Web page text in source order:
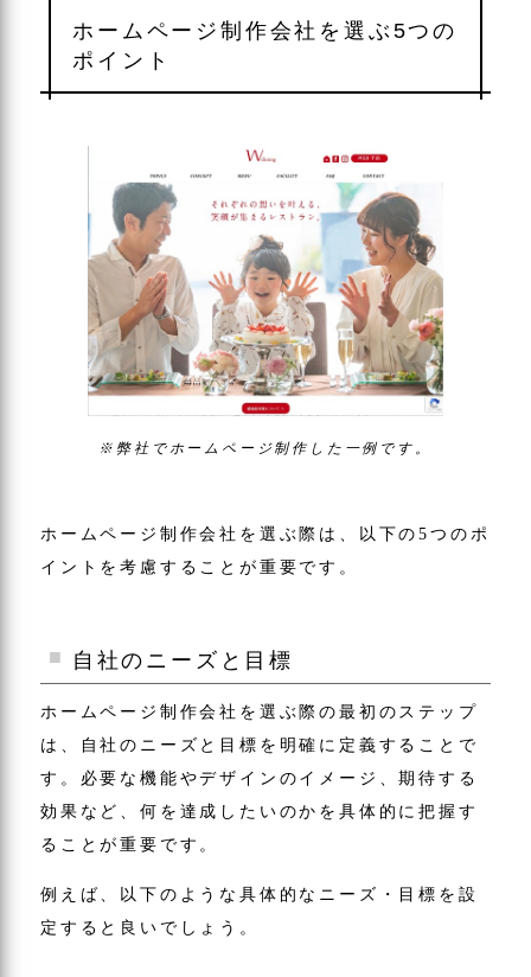
ホームページ制作会社を選ぶ5つの
ポイント
※弊社でホームページ制作した一例です。
ホームページ制作会社を選ぶ際は、以下の5つのポ
イントを考慮することが重要です。
自社のニーズと目標
ホームページ制作会社を選ぶ際の最初のステップ
は、自社のニーズと目標を明確に定義することで
す。必要な機能やデザインのイメージ、期待する
効果など、何を達成したいのかを具体的に把握す
ることが重要です。
例えば、以下のような具体的なニーズ・目標を設
定すると良いでしょう。